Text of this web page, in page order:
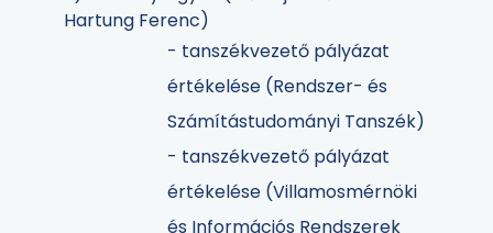
Hartung Ferenc)
- tanszékvezető pályázat
értékelése (Rendszer- és
Számítástudományi Tanszék)
- tanszékvezető pályázat
értékelése (Villamosmérnöki
és Információs Rendszerek